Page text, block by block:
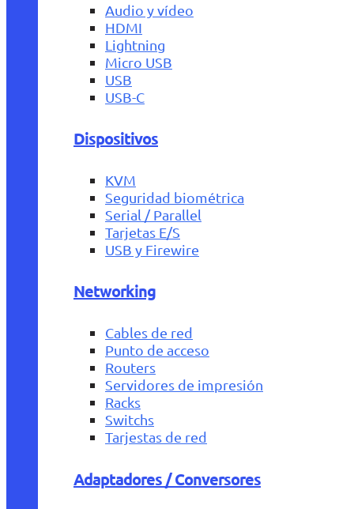
Audio y vídeo
HDMI
Lightning
Micro USB
USB
USB-C
Dispositivos
KVM
Seguridad biométrica
Serial / Parallel
Tarjetas E/S
USB y Firewire
Networking
Cables de red
Punto de acceso
Routers
Servidores de impresión
Racks
Switchs
Tarjestas de red
Adaptadores / Conversores